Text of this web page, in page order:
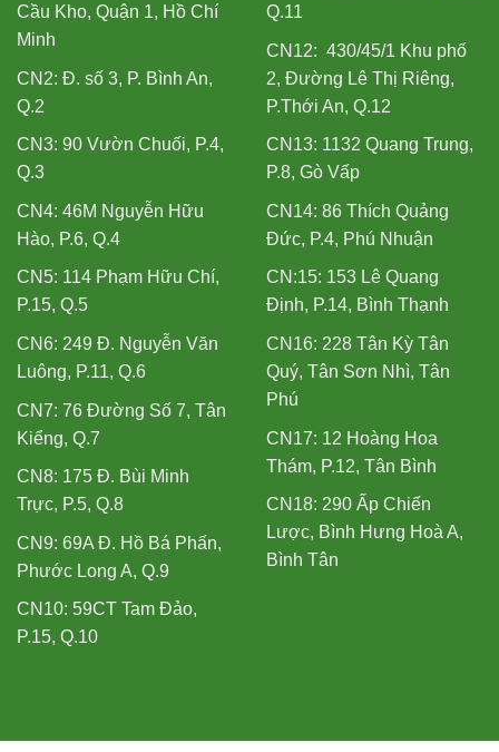
Cầu Kho, Quận 1, Hồ Chí
Minh
CN2: Đ. số 3, P. Bình An,
Q.2
CN3: 90 Vườn Chuối, P.4,
Q.3
CN4: 46M Nguyễn Hữu
Hào, P.6, Q.4
CN5: 114 Phạm Hữu Chí,
P.15, Q.5
CN6: 249 Đ. Nguyễn Văn
Luông, P.11, Q.6
CN7: 76 Đường Số 7, Tân
Kiểng, Q.7
CN8: 175 Đ. Bùi Minh
Trực, P.5, Q.8
CN9: 69A Đ. Hồ Bá Phấn,
Phước Long A, Q.9
CN10: 59CT Tam Đảo,
P.15, Q.10
Q.11
CN12: 430/45/1 Khu phố
2, Đường Lê Thị Riêng,
P.Thới An, Q.12
CN13: 1132 Quang Trung,
P.8, Gò Vấp
CN14: 86 Thích Quảng
Đức, P.4, Phú Nhuận
CN:15: 153 Lê Quang
Định, P.14, Bình Thạnh
CN16: 228 Tân Kỳ Tân
Quý, Tân Sơn Nhì, Tân
Phú
CN17: 12 Hoàng Hoa
Thám, P.12, Tân Bình
CN18: 290 Ấp Chiến
Lược, Bình Hưng Hoà A,
Bình Tân